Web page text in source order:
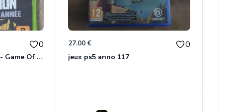
0
Red Dead Redemption - Game Of The Year Xbox 360
27.00 € 0
jeux ps5 anno 117